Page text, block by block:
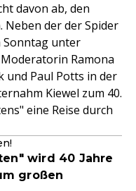
davon ab, den
Neben der der Spider
Sonntag unter
Ramona
und Paul Potts in der
Kiewel zum 40.
eine Reise durch
wird 40 Jahre
großen